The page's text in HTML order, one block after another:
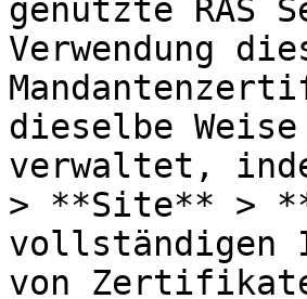
genutzte RAS
Verwendung
dieselbe
verwaltet,
> **Site** >
vollständigen
von